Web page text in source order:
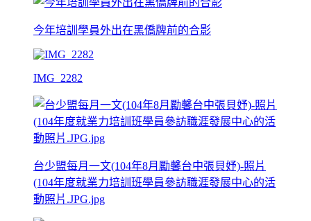
今年培訓學員外出在黑僑牌前的合影
IMG_2282
台少盟每月一文(104年8月勵馨台中張貝妤)-照片
(104年度就業力培訓班學員參訪職涯發展中心的活
動照片.JPG.jpg